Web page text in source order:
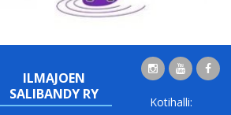
ILMAJOEN
SALIBANDY RY
Kotihalli: